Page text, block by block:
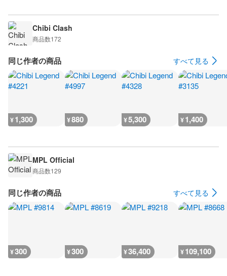
Chibi Clash
商品数172
同じ作者の商品 すべて見る
¥1,300 ¥880 ¥5,300 ¥1,400
MPL Official
商品数129
同じ作者の商品 すべて見る
¥300 ¥300 ¥36,400 ¥109,100